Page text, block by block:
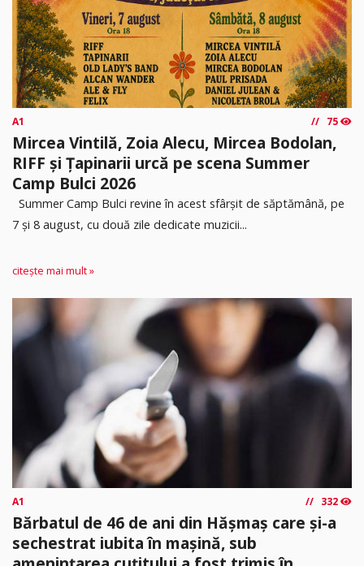
A1 75
Mircea Vintilă, Zoia Alecu, Mircea Bodolan,
RIFF și Țapinarii urcă pe scena Summer
Camp Bulci 2026
Summer Camp Bulci revine în acest sfârșit de săptămână, pe
7 și 8 august, cu două zile dedicate muzicii...
citește mai mult »
A1 332
Bărbatul de 46 de ani din Hășmaș care și-a
sechestrat iubita în mașină, sub